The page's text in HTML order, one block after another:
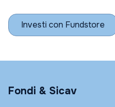
Investi con Fundstore
Fondi & Sicav